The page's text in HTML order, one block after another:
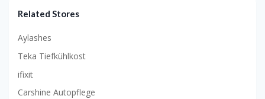
Related Stores
Aylashes
Teka Tiefkühlkost
ifixit
Carshine Autopflege